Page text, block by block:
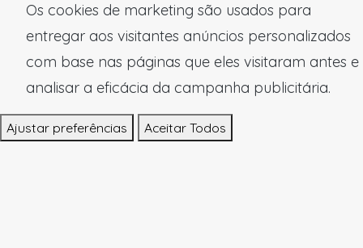
Os cookies de marketing são usados para
entregar aos visitantes anúncios personalizados
com base nas páginas que eles visitaram antes e
analisar a eficácia da campanha publicitária.
Ajustar preferências Aceitar Todos